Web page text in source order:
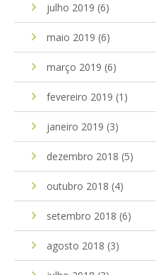
julho 2019 (6)
maio 2019 (6)
março 2019 (6)
fevereiro 2019 (1)
janeiro 2019 (3)
dezembro 2018 (5)
outubro 2018 (4)
setembro 2018 (6)
agosto 2018 (3)